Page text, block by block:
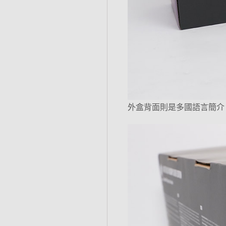
外盒背面則是多國語言簡